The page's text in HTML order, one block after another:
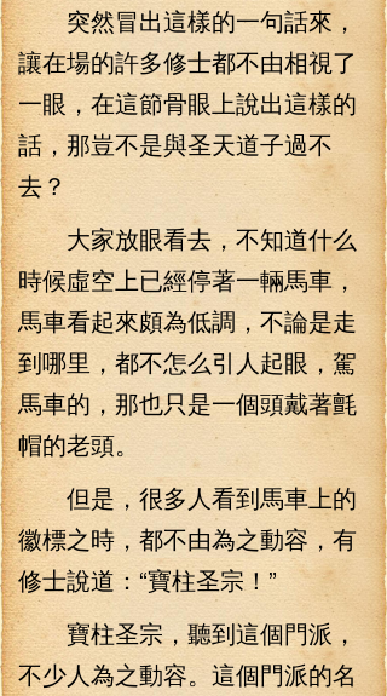
突然冒出這樣的一句話來，
讓在場的許多修士都不由相視了
一眼，在這節骨眼上說出這樣的
話，那豈不是與圣天道子過不
去？
大家放眼看去，不知道什么
時候虛空上已經停著一輛馬車，
馬車看起來頗為低調，不論是走
到哪里，都不怎么引人起眼，駕
馬車的，那也只是一個頭戴著氈
帽的老頭。
但是，很多人看到馬車上的
徽標之時，都不由為之動容，有
修士說道：“寶柱圣宗！”
寶柱圣宗，聽到這個門派，
不少人為之動容。這個門派的名